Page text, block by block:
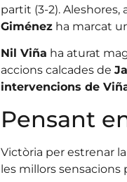
partit (3-2). Aleshores,
Giménezha marcat
Nil Viña ha aturat
accions calcades de
intervencions de
Pensant
Victòria per estrenar
les millors sensacions